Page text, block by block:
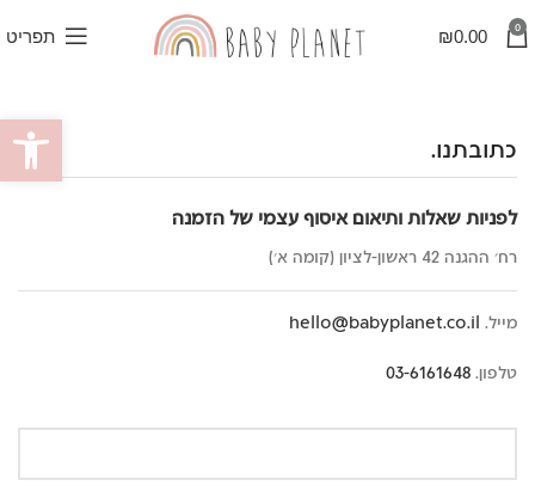
0
₪0.00 תפריט
כתובתנו.
לפניות שאלות ותיאום איסוף עצמי של הזמנה
רח׳ ההגנה 42 ראשון-לציון (קומה א׳)
מייל. hello@babyplanet.co.il
טלפון. 03-6161648
פתח